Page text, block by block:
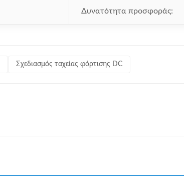
Δυνατότητα προσφοράς:
Σχεδιασμός ταχείας φόρτισης DC